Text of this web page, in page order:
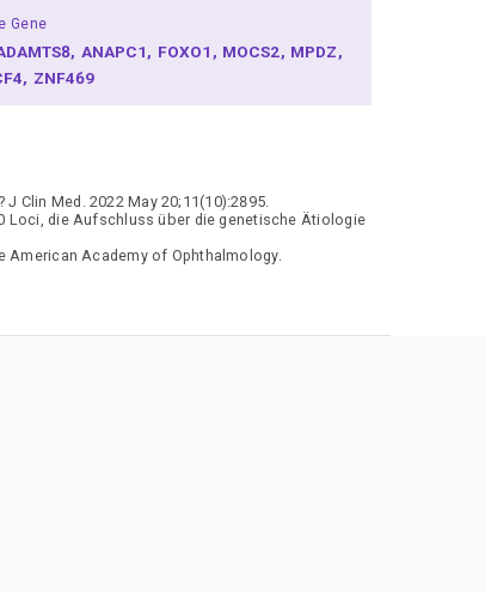
Gene
ANAPC1 FOXO1 MOCS2 MPDZ
ZNF469
Clin Med. 2022 May 20;11(10):2895.
die Aufschluss über die genetische Ätiologie
Academy of Ophthalmology.